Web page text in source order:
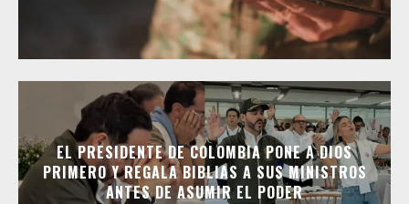
EL PRESIDENTE DE COLOMBIA PONE A DIOS
PRIMERO Y REGALA BIBLIAS A SUS MINISTROS
ANTES DE ASUMIR EL PODER